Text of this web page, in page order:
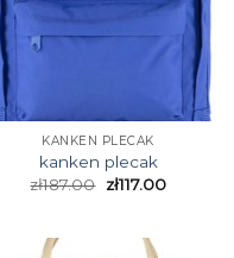
KANKEN PLECAK
kanken plecak
zł187.00 zł117.00